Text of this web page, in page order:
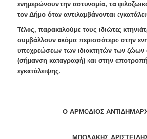
ενημερώνουν την αστυνομία, τα
τον Δήμο όταν αντιλαμβάνονται
Τέλος, παρακαλούμε τους ιδιώτες
συμβάλλουν ακόμα περισσότερο στην
υποχρεώσεων των ιδιοκτητών των ζώων
(σήμανση καταγραφή) και στην
εγκατάλειψης.
Ο ΑΡΜΟΔΙΟΣ
ΜΠΟΛΑΚΗΣ